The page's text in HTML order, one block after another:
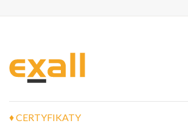
♦ CERTYFIKATY